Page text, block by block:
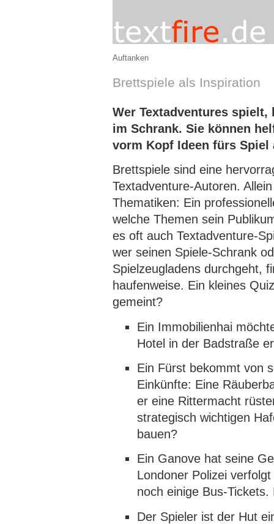
Auftanken
Brettspiele als Inspiration
Wer Textadventures
im Schrank. Sie können
vorm Kopf Ideen fürs Spiel
Brettspiele sind eine
Textadventure-Autoren.
Thematiken: Ein
welche Themen sein
es oft auch Textadventure-
wer seinen Spiele-Schrank
Spielzeugladens durchgeht,
haufenweise. Ein kleines
gemeint?
Ein Immobilienhai
Hotel in der Badstraße
Ein Fürst bekommt von
Einkünfte: Eine
er eine Rittermacht
strategisch wichtigen
bauen?
Ein Ganove hat seine
Londoner Polizei
noch einige Bus-
Der Spieler ist der Hut